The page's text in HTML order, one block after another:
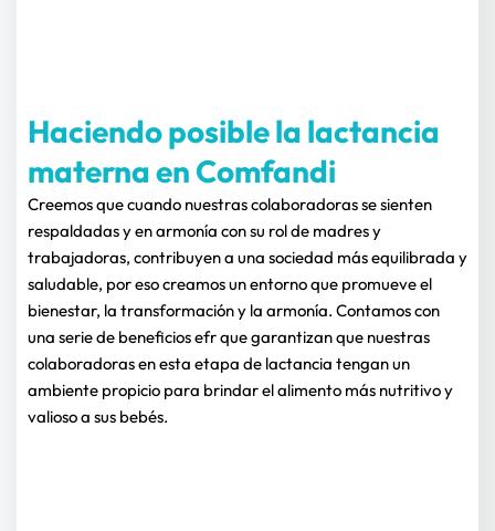
Haciendo posible la lactancia
materna en Comfandi
Creemos que cuando nuestras colaboradoras se sienten
respaldadas y en armonía con su rol de madres y
trabajadoras, contribuyen a una sociedad más equilibrada y
saludable, por eso creamos un entorno que promueve el
bienestar, la transformación y la armonía. Contamos con
una serie de beneficios efr que garantizan que nuestras
colaboradoras en esta etapa de lactancia tengan un
ambiente propicio para brindar el alimento más nutritivo y
valioso a sus bebés.